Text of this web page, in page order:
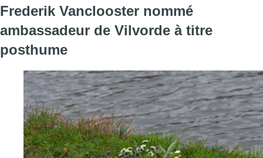
Frederik Vanclooster nommé
ambassadeur de Vilvorde à titre
posthume